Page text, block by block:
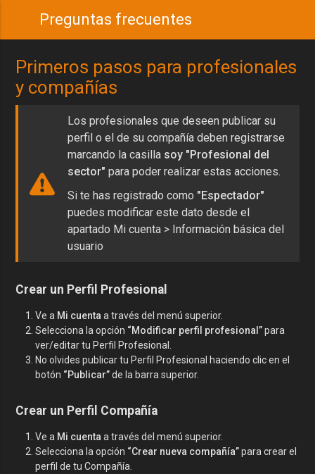
Preguntas frecuentes
Primeros pasos para profesionales
y compañías
Los profesionales que deseen publicar su
perfil o el de su compañía deben registrarse
marcando la casilla soy "Profesional del
sector" para poder realizar estas acciones.
Si te has registrado como "Espectador"
puedes modificar este dato desde el
apartado Mi cuenta > Información básica del
usuario
Crear un Perfil Profesional
Ve a Mi cuentaa través del menú superior.
Selecciona la opción “Modificar perfil profesional”para
ver/editar tu Perfil Profesional.
No olvides publicar tu Perfil Profesional haciendo clic en el
botón “Publicar”de la barra superior.
Crear un Perfil Compañía
Ve a Mi cuenta a través del menú superior.
Selecciona la opción “Crear nueva compañía”para crear el
perfil de tu Compañía.